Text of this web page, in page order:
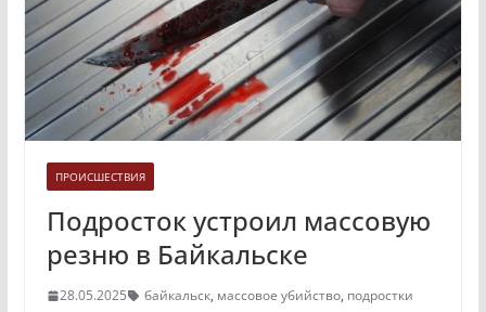
ПРОИСШЕСТВИЯ
Подросток устроил массовую
резню в Байкальске
28.05.2025 байкальск, массовое убийство, подростки